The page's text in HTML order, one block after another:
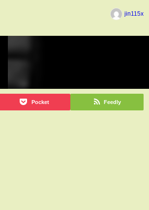
jin115x
Pocket Feedly